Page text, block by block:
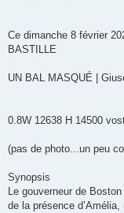
Ce dimanche 8 février
BASTILLE
UN BAL MASQUÉ |
0.8W 12638 H 14500
(pas de photo...un peu
Synopsis
Le gouverneur de
de la présence